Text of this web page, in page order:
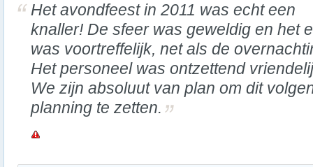
Het avondfeest in 2011 was echt een
knaller! De sfeer was geweldig en het
was voortreffelijk, net als de
Het personeel was ontzettend
We zijn absoluut van plan om dit
planning te zetten.